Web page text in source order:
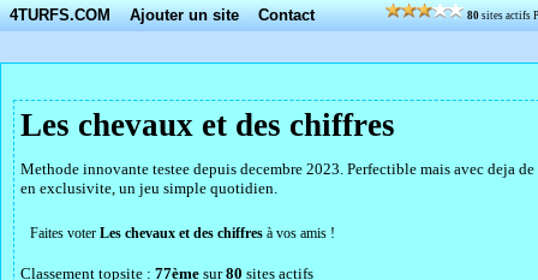
4TURFS.COM Ajouter un site Contact 80 sites actifs
Les chevaux et des chiffres
Methode innovante testee depuis decembre 2023. Perfectible mais avec deja
en exclusivite, un jeu simple quotidien.
Faites voter Les chevaux et des chiffres à vos amis !
Classement topsite : 77ème sur80 sites actifs